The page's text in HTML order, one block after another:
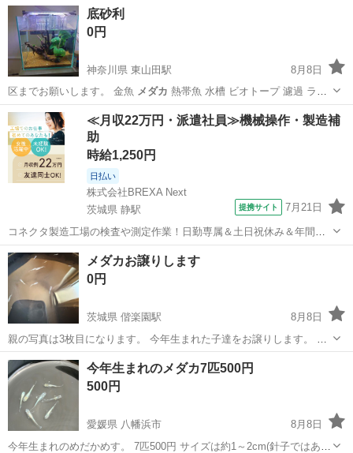
底砂利
0円
神奈川県 東山田駅
8月8日
区までお願いします。 金魚 メダカ 熱帯魚 水槽 ビオトープ 濾過 ラ
イ…
神奈川 横浜市 東山田駅 その他
≪月収22万円・派遣社員≫機械操作・製造補
助
時給1,250円
日払い
株式会社BREXA Next
茨城県 静駅
提携サイト 7月21日
コネクタ製造工場の検査や測定作業！日勤専属＆土日祝休み＆年間休
日128日★クリーンルーム内作業★マイカー通勤OK＆無料駐車場あり
★就業先食堂利用可！日払い制度あり！《茨城県常陸大宮市》 人気の
工場のお仕事 ◇コネクタ製造工...
茨城 常陸大宮市 静駅 その他
メダカお譲りします
0円
茨城県 偕楽園駅
8月8日
親の写真は3枚目になります。 今年生まれた子達をお譲りします。 今1
センチ〜1.5センチくらいまで育っています。 50匹はいると思いま
す。 50匹以内なら何匹でもお譲りできます。 お渡しは、茨城町付近か
水戸市内でお願い...
茨城 水戸市 偕楽園駅 その他
今年生まれのメダカ7匹500円
500円
愛媛県 八幡浜市
8月8日
今年生まれのめだかめす。 7匹500円 サイズは約1～2cm(針子ではあり